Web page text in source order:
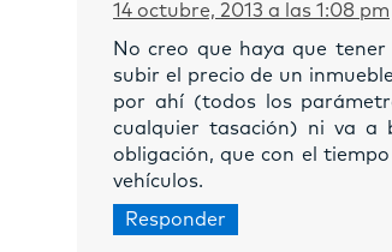
14 octubre, 2013 a las 1:08 pm
No creo que haya que
subir el precio de un
por ahí (todos los
cualquier tasación) ni va a
obligación, que con el
vehículos.
Responder